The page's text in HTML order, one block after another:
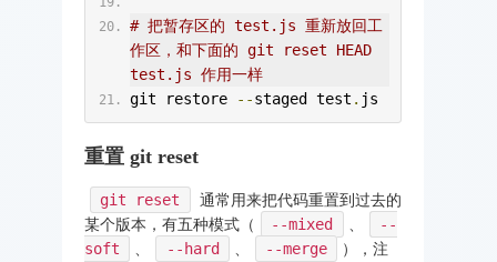
# 把暂存区的 test.js 重新放回工
作区，和下面的 git reset HEAD
test.js 作用一样
git restore
--staged test . js
重置 git reset
git reset
通常用来把代码重置到过去的
某个版本，有五种模式（
--mixed
--
soft
--hard --merge ），注